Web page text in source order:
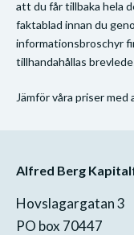
att du får tillbaka hela
faktablad innan du
informationsbroschyr
tillhandahållas
Jämför våra priser med
Alfred Berg
Hovslagargatan 3
PO box 70447